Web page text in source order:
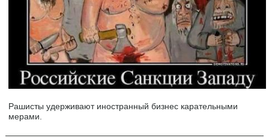
Рашисты удерживают иностранный бизнес карательными
мерами.